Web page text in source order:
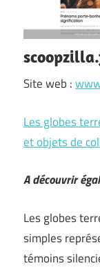
Site web :
Les globes
et objets de
A découvrir
Les globes
simples
témoins